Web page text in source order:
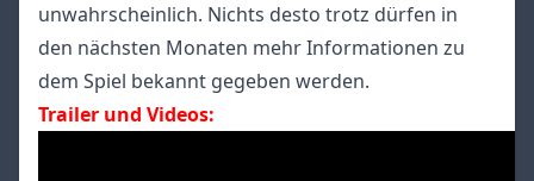
unwahrscheinlich. Nichts desto trotz dürfen in
den nächsten Monaten mehr Informationen zu
dem Spiel bekannt gegeben werden.
Trailer und Videos: